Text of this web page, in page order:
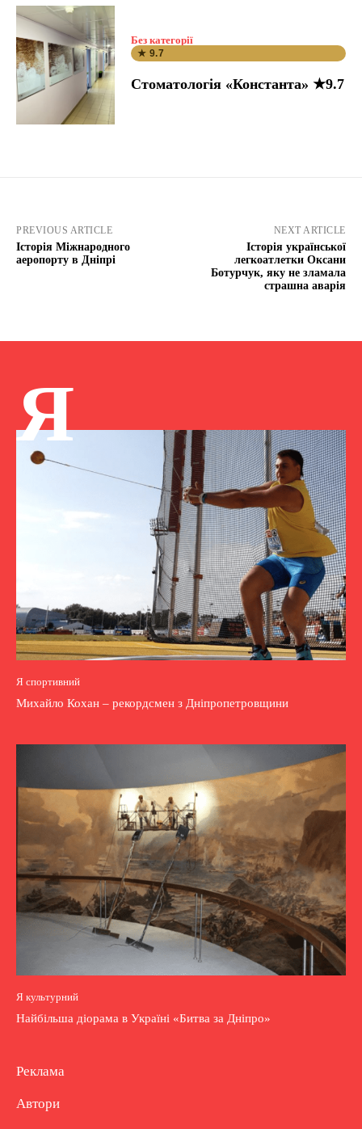
Без категорії
★ 9.7
Стоматологія «Константа» ★9.7
PREVIOUS ARTICLE
Історія Міжнародного
аеропорту в Дніпрі
NEXT ARTICLE
Історія української
легкоатлетки Оксани
Ботурчук, яку не зламала
страшна аварія
Я
Я спортивний
Михайло Кохан – рекордсмен з Дніпропетровщини
Я культурний
Найбільша діорама в Україні «Битва за Дніпро»
Реклама
Автори